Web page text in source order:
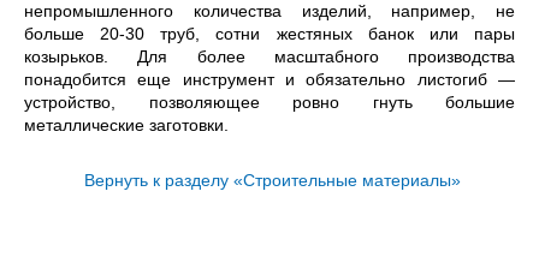
непромышленного количества изделий, например, не
больше 20-30 труб, сотни жестяных банок или пары
козырьков. Для более масштабного производства
понадобится еще инструмент и обязательно листогиб —
устройство, позволяющее ровно гнуть большие
металлические заготовки.
Вернуть к разделу «Строительные материалы»